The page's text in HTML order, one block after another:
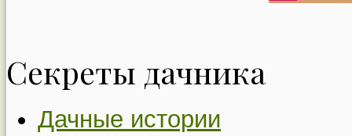
Секреты дачника
Дачные истории